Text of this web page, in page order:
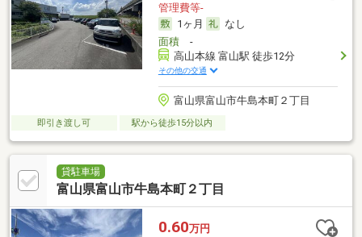
管理費等-
1ヶ月
なし
面積-
高山本線 富山駅 徒歩12分
その他の交通
富山県富山市牛島本町２丁目
即引き渡し可 駅から徒歩15分以内
貸駐車場
富山県富山市牛島本町２丁目
0.60万円